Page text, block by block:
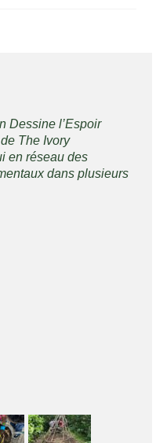
Dessine l’Espoir
The Ivory
en réseau des
dans plusieurs